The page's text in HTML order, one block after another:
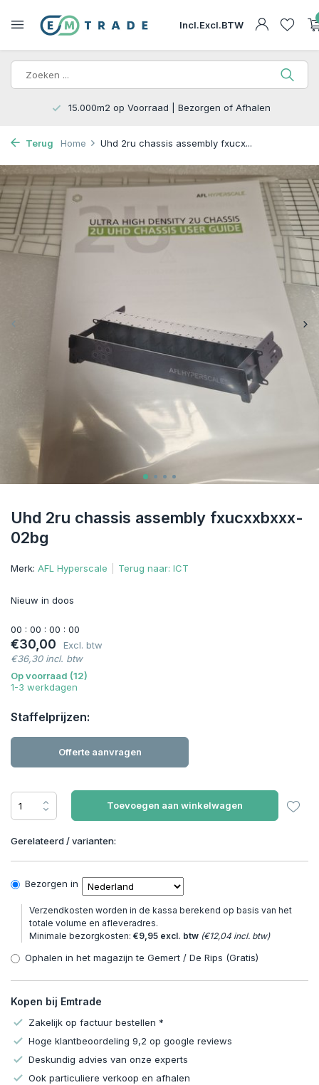
Incl.Excl.BTW
15.000m2 op Voorraad | Bezorgen of Afhalen
Terug Home Uhd 2ru chassis assembly fxucx...
Uhd 2ru chassis assembly fxucxxbxxx-
02bg
Merk: AFL Hyperscale Terug naar: ICT
Nieuw in doos
00 : 00 : 00 : 00
€30,00
Excl. btw
€36,30 incl. btw
Op voorraad (12)
1-3 werkdagen
Staffelprijzen:
Offerte aanvragen
Toevoegen aan winkelwagen
Gerelateerd / varianten:
Bezorgen in
Verzendkosten worden in de kassa berekend op basis van het
totale volume en afleveradres.
Minimale bezorgkosten: €9,95 excl. btw (€12,04 incl. btw)
Ophalen in het magazijn te Gemert / De Rips (Gratis)
Kopen bij Emtrade
Zakelijk op factuur bestellen *
Hoge klantbeoordeling 9,2 op google reviews
Deskundig advies van onze experts
Ook particuliere verkoop en afhalen